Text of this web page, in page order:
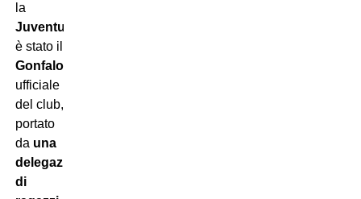
la
Juventus
è stato il
Gonfalone
ufficiale
del club,
portato
da una
delegazione
di